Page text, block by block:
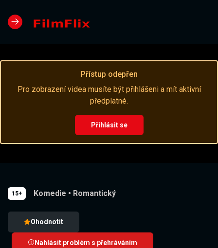
Přístup odepřen
Pro zobrazení videa musíte být přihlášeni a mít aktivní
předplatné.
Přihlásit se
15+ Komedie • Romantický
Ohodnotit
Nahlásit problém s přehráváním